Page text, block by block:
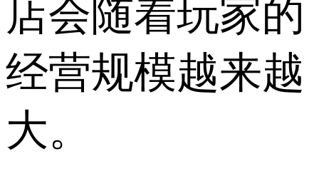
店会随着玩家的
经营规模越来越
大。